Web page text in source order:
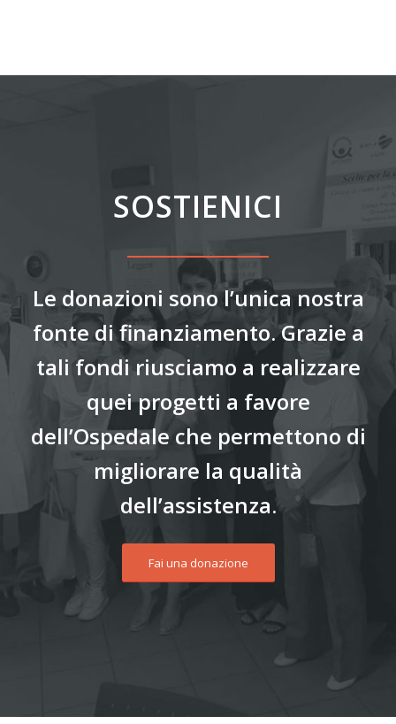
SOSTIENICI
Le donazioni sono l’unica nostra
fonte di finanziamento. Grazie a
tali fondi riusciamo a realizzare
quei progetti a favore
dell’Ospedale che permettono di
migliorare la qualità
dell’assistenza.
Fai una donazione